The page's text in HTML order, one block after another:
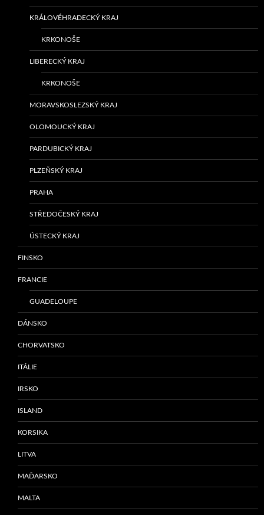
KRÁLOVÉHRADECKÝ KRAJ
KRKONOŠE
LIBERECKÝ KRAJ
KRKONOŠE
MORAVSKOSLEZSKÝ KRAJ
OLOMOUCKÝ KRAJ
PARDUBICKÝ KRAJ
PLZEŇSKÝ KRAJ
PRAHA
STŘEDOČESKÝ KRAJ
ÚSTECKÝ KRAJ
FINSKO
FRANCIE
GUADELOUPE
DÁNSKO
CHORVATSKO
ITÁLIE
IRSKO
ISLAND
KORSIKA
LITVA
MAĎARSKO
MALTA